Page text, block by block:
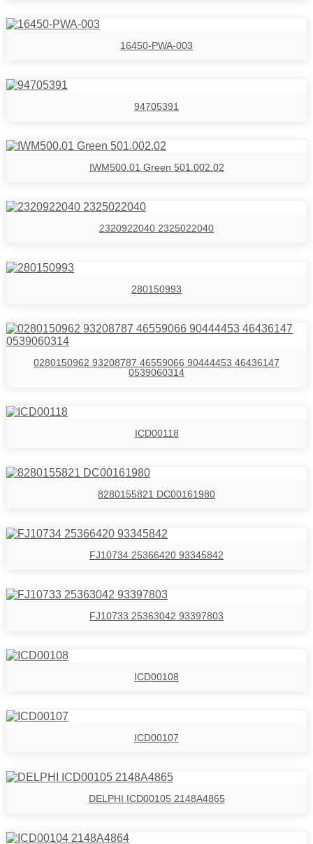
16450-PWA-003
94705391
IWM500.01 Green 501.002.02
2320922040 2325022040
280150993
0280150962 93208787 46559066 90444453 46436147
0539060314
ICD00118
8280155821 DC00161980
FJ10734 25366420 93345842
FJ10733 25363042 93397803
ICD00108
ICD00107
DELPHI ICD00105 2148A4865